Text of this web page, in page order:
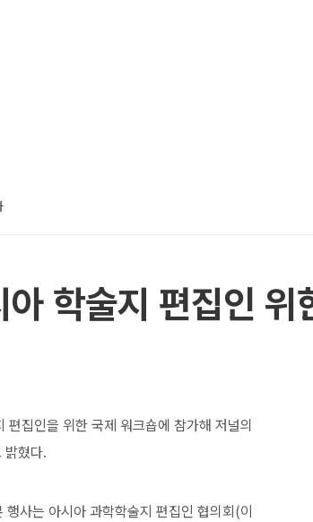
학술지 편집인 위
집인을 위한 국제 워크숍에 참가해 저널의
밝혔다.
사는 아시아 과학학술지 편집인 협의회(이